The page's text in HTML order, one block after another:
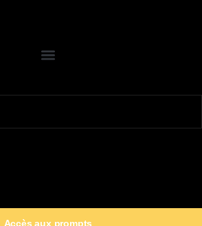
Accès aux prompts